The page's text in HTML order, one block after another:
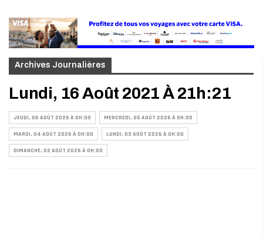
Archives Journalières
Lundi, 16 Août 2021 À 21h:21
JEUDI, 06 AOÛT 2026 À 0H:00 MERCREDI, 05 AOÛT 2026 À 0H:00
MARDI, 04 AOÛT 2026 À 0H:00 LUNDI, 03 AOÛT 2026 À 0H:00
DIMANCHE, 02 AOÛT 2026 À 0H:00